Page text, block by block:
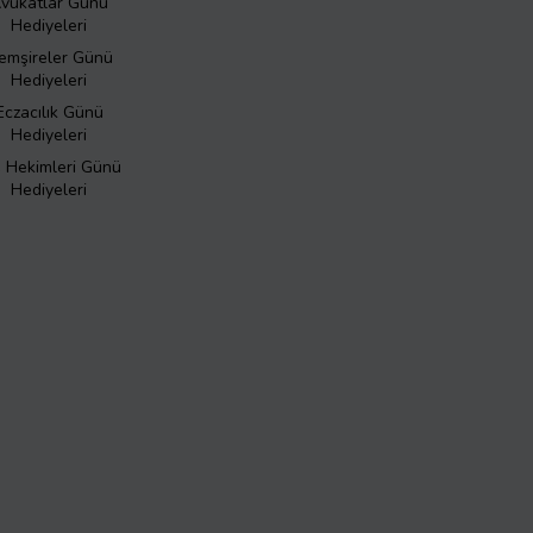
Hediyeleri
Günü
Hediyeleri
Günü
Hediyeleri
Hekimleri Günü
Hediyeleri